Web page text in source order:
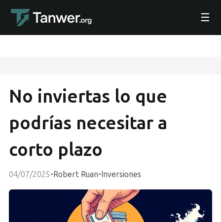
☰
No inviertas lo que
podrías necesitar a
corto plazo
04/07/2025•Robert Ruan•Inversiones